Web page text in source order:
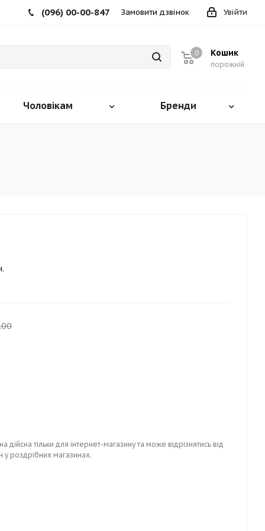
Увійти
(096) 00-00-847 Замовити дзвінок
Кошик
порожній
0
Чоловікам Бренди
дійсна тільки для інтернет-магазину та може відрізнятись від
у роздрібних магазинах.